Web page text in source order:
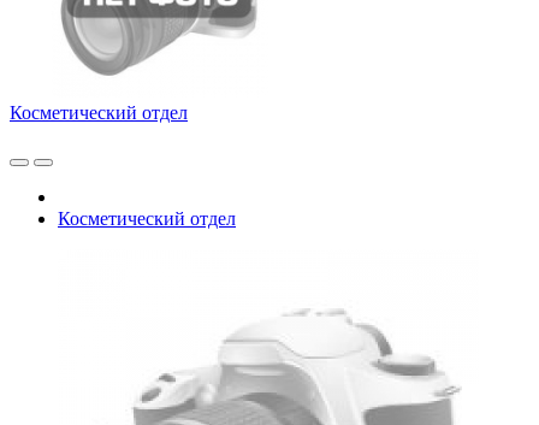
Косметический отдел
Косметический отдел